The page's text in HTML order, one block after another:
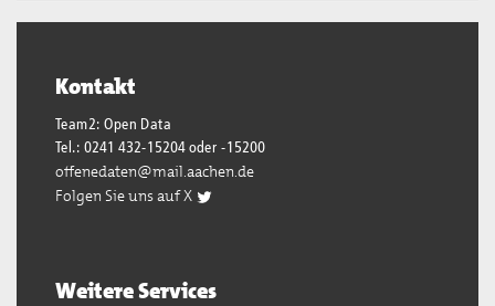
Kontakt
Team2: Open Data
Tel.: 0241 432-15204 oder -15200
offenedaten@mail.aachen.de
Folgen Sie uns auf X
Weitere Services